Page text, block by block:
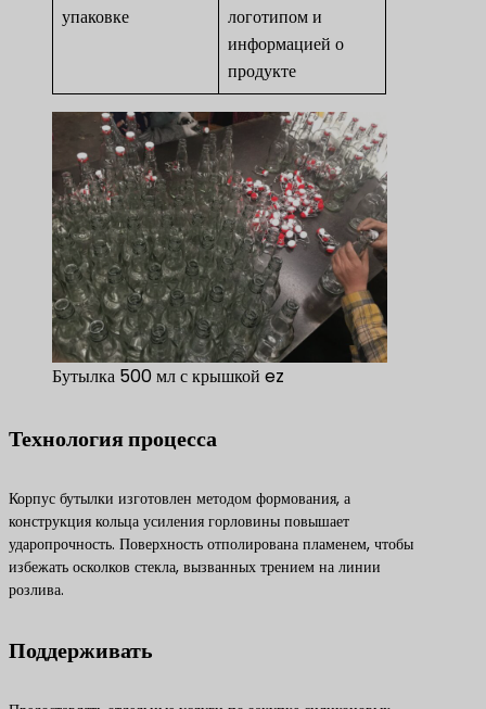
упаковке
логотипом и
информацией о
продукте
Бутылка 500 мл с крышкой ez
Технология процесса
Корпус бутылки изготовлен методом формования, а
конструкция кольца усиления горловины повышает
ударопрочность. Поверхность отполирована пламенем, чтобы
избежать осколков стекла, вызванных трением на линии
розлива.
Поддерживать